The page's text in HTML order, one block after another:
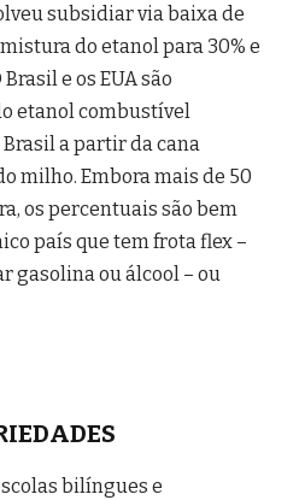
subsidiar via baixa de
do etanol para 30% e
e os EUA são
etanol combustível
a partir da cana
milho. Embora mais de 50
os percentuais são bem
país que tem frota flex –
gasolina ou álcool – ou
bilíngues e